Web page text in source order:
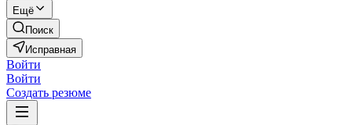
Ещё
Поиск
Исправная
Войти
Войти
Создать резюме